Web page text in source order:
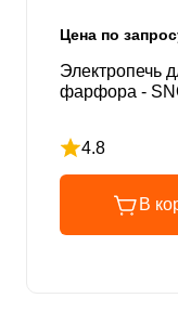
Цена по
Электропечь
фарфора -
4.8
Рейтинг 4.8 из 5
В